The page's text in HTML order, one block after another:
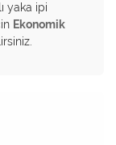
yaka ipi
Ekonomik